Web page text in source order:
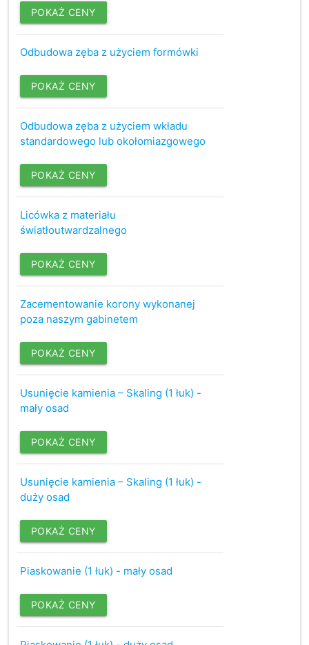
POKAŻ CENY
Odbudowa zęba z użyciem formówki
POKAŻ CENY
Odbudowa zęba z użyciem wkładu
standardowego lub okołomiazgowego
POKAŻ CENY
Licówka z materiału
światłoutwardzalnego
POKAŻ CENY
Zacementowanie korony wykonanej
poza naszym gabinetem
POKAŻ CENY
Usunięcie kamienia – Skaling (1 łuk) -
mały osad
POKAŻ CENY
Usunięcie kamienia – Skaling (1 łuk) -
duży osad
POKAŻ CENY
Piaskowanie (1 łuk) - mały osad
POKAŻ CENY